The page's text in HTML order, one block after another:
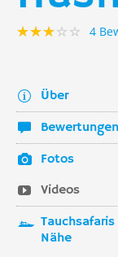
4
Über
Bewertungen
Fotos
Videos
Nähe